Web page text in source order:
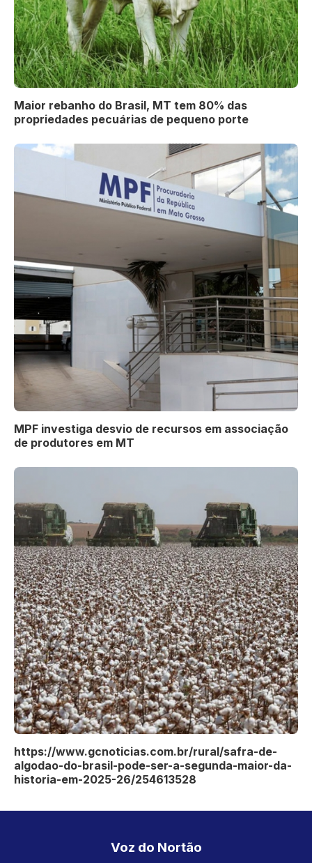
Maior rebanho do Brasil, MT tem 80% das
propriedades pecuárias de pequeno porte
MPF investiga desvio de recursos em associação
de produtores em MT
https://www.gcnoticias.com.br/rural/safra-de-
algodao-do-brasil-pode-ser-a-segunda-maior-da-
historia-em-2025-26/254613528
Voz do Nortão